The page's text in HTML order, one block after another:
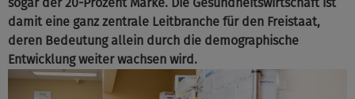
damit eine ganz zentrale Leitbranche für den Freistaat,
deren Bedeutung allein durch die demographische
Entwicklung weiter wachsen wird.